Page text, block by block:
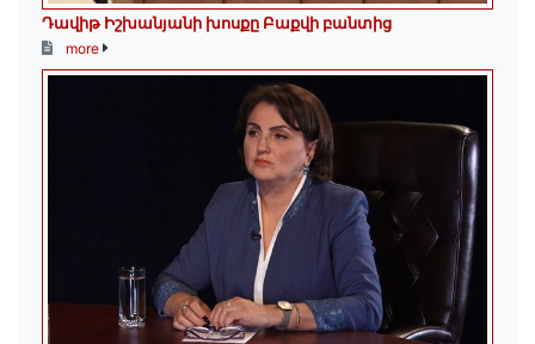
Դավիթ Իշխանյանի խոսքը Բաքվի բանտից
more